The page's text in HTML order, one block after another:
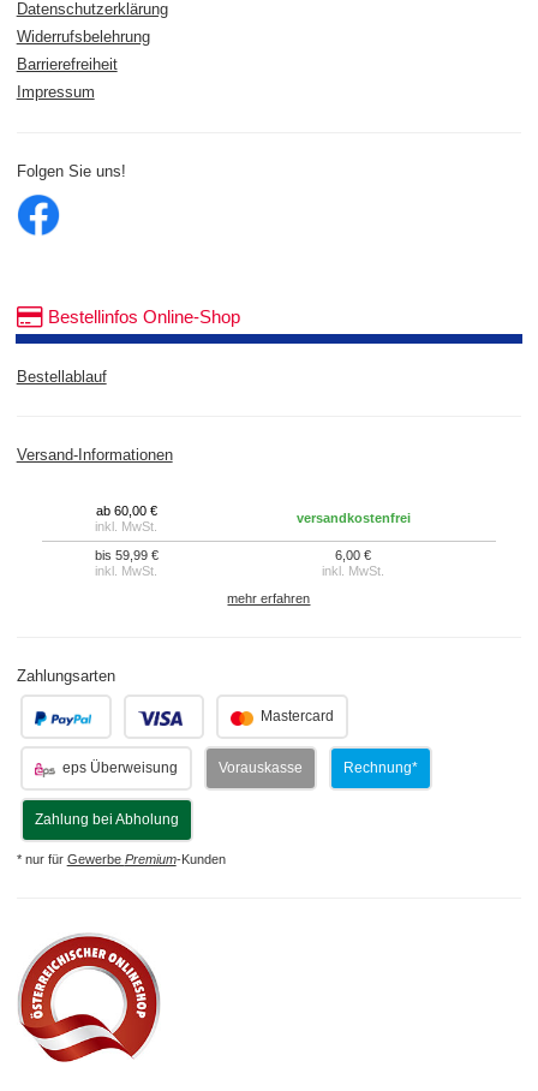
Datenschutzerklärung
Widerrufsbelehrung
Barrierefreiheit
Impressum
Folgen Sie uns!
Bestellinfos Online-Shop
Bestellablauf
Versand-Informationen
ab 60,00 €
inkl. MwSt.
versandkostenfrei
bis 59,99 €
inkl. MwSt.
6,00 €
inkl. MwSt.
mehr erfahren
Zahlungsarten
Mastercard
eps Überweisung Vorauskasse Rechnung*
Zahlung bei Abholung
* nur für Gewerbe Premium-Kunden